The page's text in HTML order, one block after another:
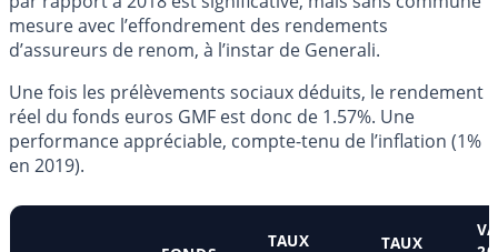
mesure avec l’effondrement des rendements
d’assureurs de renom, à l’instar de Generali.
Une fois les prélèvements sociaux déduits, le rendement
réel du fonds euros GMF est donc de 1.57%. Une
performance appréciable, compte-tenu de l’inflation (1%
en 2019).
TAUX
TAUX